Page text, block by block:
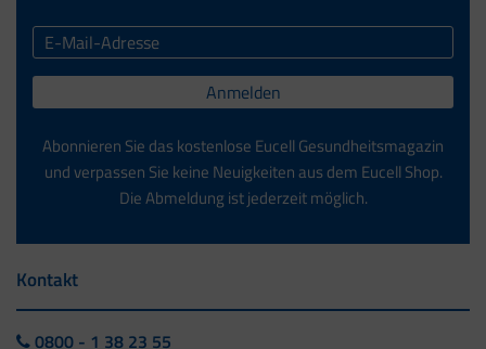
Anmelden
Abonnieren Sie das kostenlose Eucell Gesundheitsmagazin
und verpassen Sie keine Neuigkeiten aus dem Eucell Shop.
Die Abmeldung ist jederzeit möglich.
Kontakt
0800 - 1 38 23 55